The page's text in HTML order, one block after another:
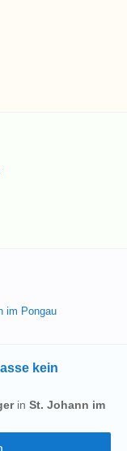
im Pongau
kein
in St. Johann im